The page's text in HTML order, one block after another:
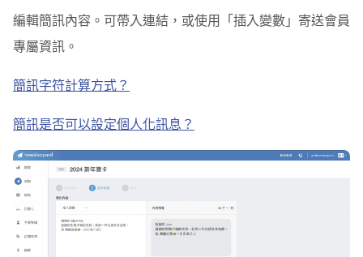
編輯簡訊內容。可帶入連結，或使用「插入變數」寄送會員
專屬資訊。
簡訊字符計算方式？
簡訊是否可以設定個人化訊息？